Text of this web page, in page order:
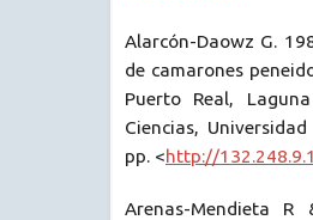
Alarcón-Daowz G.
de camarones
Puerto Real,
Ciencias,
pp. <http://
Arenas-Mendieta